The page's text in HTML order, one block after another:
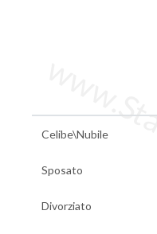
Celibe\Nubile
Sposato
Divorziato